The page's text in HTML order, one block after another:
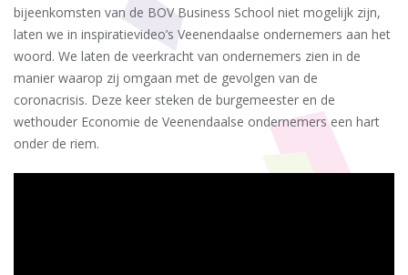
bijeenkomsten van de BOV Business School niet mogelijk zijn,
laten we in inspiratievideo’s Veenendaalse ondernemers aan het
woord. We laten de veerkracht van ondernemers zien in de
manier waarop zij omgaan met de gevolgen van de
coronacrisis. Deze keer steken de burgemeester en de
wethouder Economie de Veenendaalse ondernemers een hart
onder de riem.